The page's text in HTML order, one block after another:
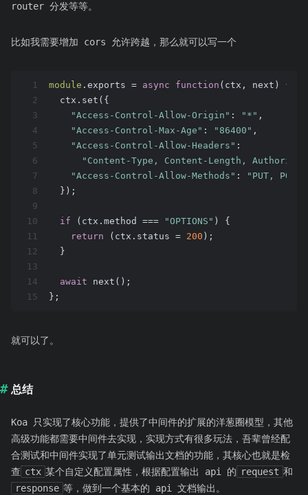
router 分发等等。
比如我需要增加 cors 允许跨越，那么就可以写一个
1
2
3
4
5
6
7
8
9
10
11
12
13
14
15
module .exports = async function ( ctx, next ) {
  ctx.set({
"Access-Control-Allow-Origin" : "*" ,
"Access-Control-Max-Age" : "86400" ,
"Access-Control-Allow-Headers" :
"Content-Type, Content-Length,
"Access-Control-Allow-Methods" :
"PUT,
  });
if (ctx.method === "OPTIONS" ) {
return (ctx.status = 200 );
  }
await next();
};
就可以了。
总结
Koa 只实现了核心功能，提供了中间件的扩展的洋葱圈模型，其他
高级功能都需要中间件去实现，实现方式有很多玩法，吾辈曾经配
合测试和中间件实现了单元测试输出文档的功能，其核心也就是检
查 ctx 某个自定义配置属性，根据配置输出 api 的 request 和
response 等，做到一个基本的 api 文档输出。